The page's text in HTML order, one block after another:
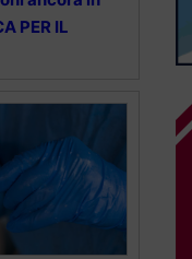
PER IL